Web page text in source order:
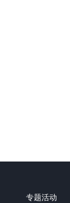
专题活动